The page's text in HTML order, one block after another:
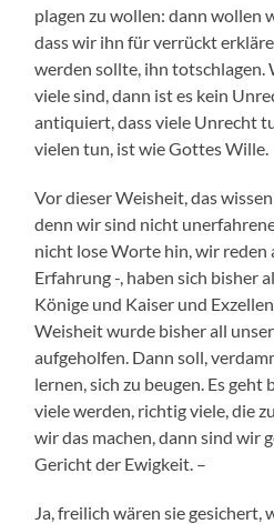
plagen zu wollen: dann wollen
dass wir ihn für verrückt
werden sollte, ihn totschlagen.
viele sind, dann ist es kein
antiquiert, dass viele Unrecht
vielen tun, ist wie Gottes Wille.
Vor dieser Weisheit, das
denn wir sind nicht
nicht lose Worte hin, wir reden
Erfahrung -, haben sich bisher
Könige und Kaiser und
Weisheit wurde bisher all
aufgeholfen. Dann soll,
lernen, sich zu beugen. Es geht
viele werden, richtig viele, die
wir das machen, dann sind wir
Gericht der Ewigkeit. –
Ja, freilich wären sie gesichert,